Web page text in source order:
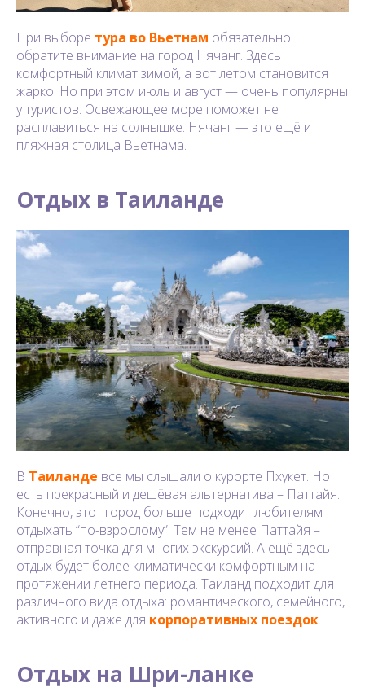
При выборе тура во Вьетнам обязательно
обратите внимание на город Нячанг. Здесь
комфортный климат зимой, а вот летом становится
жарко. Но при этом июль и август — очень популярны
у туристов. Освежающее море поможет не
расплавиться на солнышке. Нячанг — это ещё и
пляжная столица Вьетнама.
Отдых в Таиланде
В Таиланде все мы слышали о курорте Пхукет. Но
есть прекрасный и дешёвая альтернатива – Паттайя.
Конечно, этот город больше подходит любителям
отдыхать “по-взрослому”. Тем не менее Паттайя –
отправная точка для многих экскурсий. А ещё здесь
отдых будет более климатически комфортным на
протяжении летнего периода. Таиланд подходит для
различного вида отдыха: романтического, семейного,
активного и даже для корпоративных поездок.
Отдых на Шри-ланке